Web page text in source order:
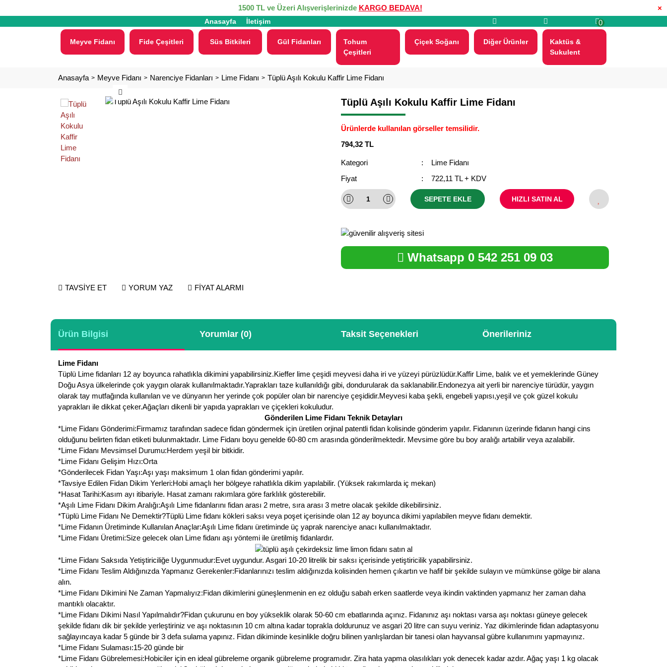
×
1500 TL ve Üzeri Alışverişlerinizde KARGO BEDAVA!
Anasayfa İletişim 0
Meyve Fidanı Fide Çeşitleri Süs Bitkileri Gül Fidanları
Tohum
Çeşitleri
Çiçek Soğanı Diğer Ürünler
Kaktüs &
Sukulent
Anasayfa Meyve Fidanı Narenciye Fidanları Lime Fidanı Tüplü Aşılı Kokulu Kaffir Lime Fidanı
TAVSİYE ET YORUM YAZ FİYAT ALARMI
Tüplü Aşılı Kokulu Kaffir Lime Fidanı
Ürünlerde kullanılan görseller temsilidir.
794,32 TL
Kategori
Lime Fidanı
Fiyat
722,11 TL + KDV
SEPETE EKLE HIZLI SATIN AL
Whatsapp 0 542 251 09 03
Ürün Bilgisi Yorumlar (0) Taksit Seçenekleri Önerileriniz
Lime Fidanı
Tüplü Lime fidanları 12 ay boyunca rahatlıkla dikimini yapabilirsiniz.Kieffer lime çeşidi meyvesi daha iri ve yüzeyi pürüzlüdür.Kaffir Lime, balık ve et yemeklerinde Güney
Doğu Asya ülkelerinde çok yaygın olarak kullanılmaktadır.Yaprakları taze kullanıldığı gibi, dondurularak da saklanabilir.Endonezya ait yerli bir narenciye türüdür, yaygın
olarak tay mutfağında kullanılan ve ve dünyanın her yerinde çok popüler olan bir narenciye çeşididir.Meyvesi kaba şekli, engebeli yapısı,yeşil ve çok güzel kokulu
yaprakları ile dikkat çeker.Ağaçları dikenli bir yapıda yaprakları ve çiçekleri kokuludur.
Gönderilen Lime Fidanı Teknik Detayları
*Lime Fidanı Gönderimi:Firmamız tarafından sadece fidan göndermek için üretilen orjinal patentli fidan kolisinde gönderim yapılır. Fidanının üzerinde fidanın hangi cins
olduğunu belirten fidan etiketi bulunmaktadır. Lime Fidanı boyu genelde 60-80 cm arasında gönderilmektedir. Mevsime göre bu boy aralığı artabilir veya azalabilir.
*Lime Fidanı Mevsimsel Durumu:Herdem yeşil bir bitkidir.
*Lime Fidanı Gelişim Hızı:Orta
*Gönderilecek Fidan Yaşı:Aşı yaşı maksimum 1 olan fidan gönderimi yapılır.
*Tavsiye Edilen Fidan Dikim Yerleri:Hobi amaçlı her bölgeye rahatlıkla dikim yapılabilir. (Yüksek rakımlarda iç mekan)
*Hasat Tarihi:Kasım ayı itibariyle. Hasat zamanı rakımlara göre farklılık gösterebilir.
*Aşılı Lime Fidanı Dikim Aralığı:Aşılı Lime fidanlarını fidan arası 2 metre, sıra arası 3 metre olacak şekilde dikebilirsiniz.
*Tüplü Lime Fidanı Ne Demektir?Tüplü Lime fidanı kökleri saksı veya poşet içerisinde olan 12 ay boyunca dikimi yapılabilen meyve fidanı demektir.
*Lime Fidanın Üretiminde Kullanılan Anaçlar:Aşılı Lime fidanı üretiminde üç yaprak narenciye anacı kullanılmaktadır.
*Lime Fidanı Üretimi:Size gelecek olan Lime fidanı aşı yöntemi ile üretilmiş fidanlardır.
*Lime Fidanı Saksıda Yetiştiriciliğe Uygunmudur:Evet uygundur. Asgari 10-20 litrelik bir saksı içerisinde yetiştiricilik yapabilirsiniz.
*Lime Fidanı Teslim Aldığınızda Yapmanız Gerekenler:Fidanlarınızı teslim aldığınızda kolisinden hemen çıkartın ve hafif bir şekilde sulayın ve mümkünse gölge bir alana
alın.
*Lime Fidanı Dikimini Ne Zaman Yapmalıyız:Fidan dikimlerini güneşlenmenin en ez olduğu sabah erken saatlerde veya ikindin vaktinden yapmanız her zaman daha
mantıklı olacaktır.
*Lime Fidanı Dikimi Nasıl Yapılmalıdır?Fidan çukurunu en boy yükseklik olarak 50-60 cm ebatlarında açınız. Fidanınız aşı noktası varsa aşı noktası güneye gelecek
şekilde fidanı dik bir şekilde yerleştiriniz ve aşı noktasının 10 cm altına kadar toprakla doldurunuz ve asgari 20 litre can suyu veriniz. Yaz dikimlerinde fidan adaptasyonu
sağlayıncaya kadar 5 günde bir 3 defa sulama yapınız. Fidan dikiminde kesinlikle doğru bilinen yanlışlardan bir tanesi olan hayvansal gübre kullanımını yapmayınız.
*Lime Fidanı Sulaması:15-20 günde bir
*Lime Fidanı Gübrelemesi:Hobiciler için en ideal gübreleme organik gübreleme programıdır. Zira hata yapma olasılıkları yok denecek kadar azdır. Ağaç yaşı 1 kg olacak